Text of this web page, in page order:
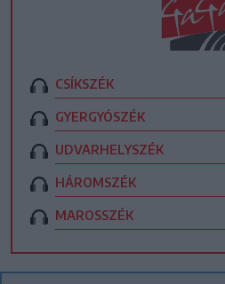
CSÍKSZÉK
GYERGYÓSZÉK
UDVARHELYSZÉK
HÁROMSZÉK
MAROSSZÉK